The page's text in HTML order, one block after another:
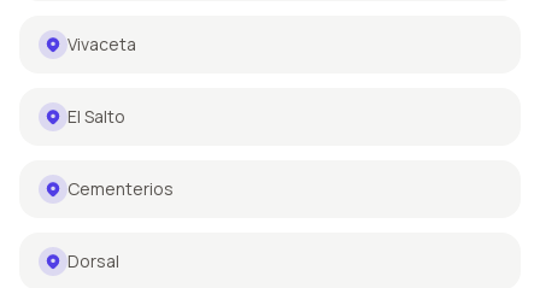
Vivaceta
El Salto
Cementerios
Dorsal